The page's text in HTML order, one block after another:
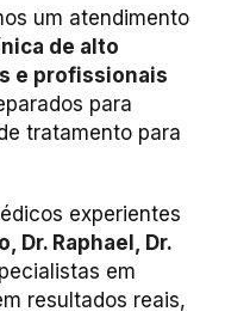
um atendimento
de alto
e profissionais
para
tratamento para
experientes
Dr. Raphael, Dr.
em
resultados reais,